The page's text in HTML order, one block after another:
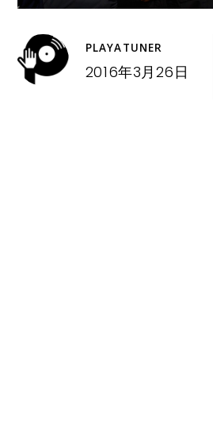
PLAYATUNER
2016年3月26日